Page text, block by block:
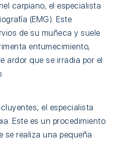
carpiano, el especialista
(EMG). Este
de su muñeca y suele
entumecimiento,
ardor que se irradia por el
el especialista
Este es un procedimiento
se realiza una pequeña